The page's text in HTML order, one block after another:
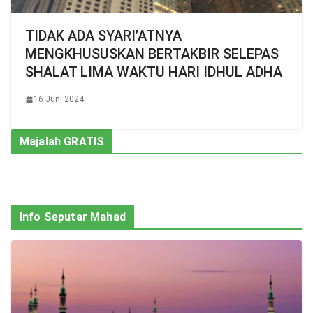
TIDAK ADA SYARI’ATNYA
MENGKHUSUSKAN BERTAKBIR SELEPAS
SHALAT LIMA WAKTU HARI IDHUL ADHA
16 Juni 2024
Majalah GRATIS
Info Seputar Mahad